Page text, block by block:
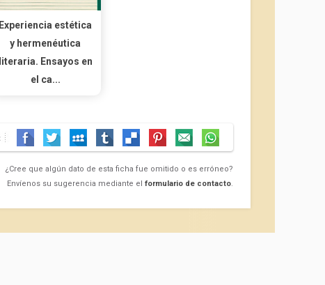
Experiencia estética
y hermenéutica
literaria. Ensayos en
el ca...
¿Cree que algún dato de esta ficha fue omitido o es erróneo?
Envíenos su sugerencia mediante el formulario de contacto.